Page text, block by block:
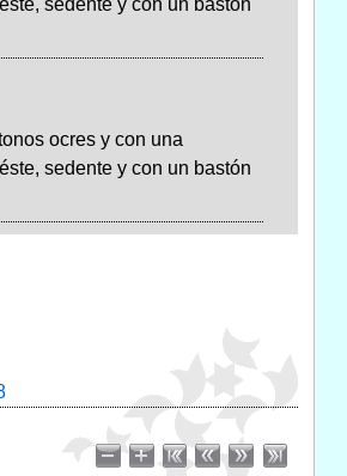
ocres y con una
sedente y con un bastón